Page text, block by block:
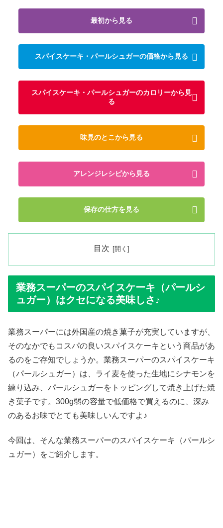
最初から見る
スパイスケーキ・パールシュガーの価格から見る
スパイスケーキ・パールシュガーのカロリーから見
る
味見のとこから見る
アレンジレシピから見る
保存の仕方を見る
目次
業務スーパーのスパイスケーキ（パールシ
ュガー）はクセになる美味しさ♪
業務スーパーには外国産の焼き菓子が充実していますが、
そのなかでもコスパの良いスパイスケーキという商品があ
るのをご存知でしょうか。業務スーパーのスパイスケーキ
（パールシュガー）は、ライ麦を使った生地にシナモンを
練り込み、パールシュガーをトッピングして焼き上げた焼
き菓子です。300g弱の容量で低価格で買えるのに、深み
のあるお味でとても美味しいんですよ♪
今回は、そんな業務スーパーのスパイスケーキ（パールシ
ュガー）をご紹介します。